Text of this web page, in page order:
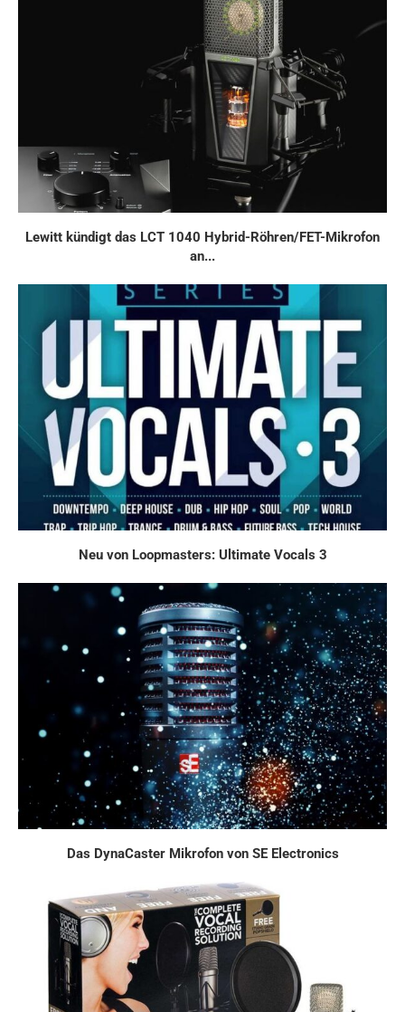
Lewitt kündigt das LCT 1040 Hybrid-Röhren/FET-Mikrofon
an...
Neu von Loopmasters: Ultimate Vocals 3
Das DynaCaster Mikrofon von SE Electronics